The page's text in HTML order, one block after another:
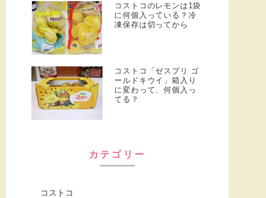
コストコのレモンは1袋
に何個入っている？冷
凍保存は切ってから
コストコ「ゼスプリ ゴ
ールドキウイ」箱入り
に変わって、何個入っ
てる？
カテゴリー
コストコ